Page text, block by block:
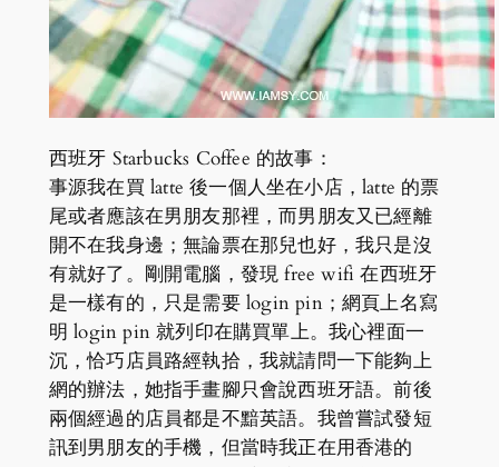
西班牙 Starbucks Coffee 的故事：
事源我在買 latte 後一個人坐在小店，latte 的票
尾或者應該在男朋友那裡，而男朋友又已經離
開不在我身邊；無論票在那兒也好，我只是沒
有就好了。剛開電腦，發現 free wifi 在西班牙
是一樣有的，只是需要 login pin；網頁上名寫
明 login pin 就列印在購買單上。我心裡面一
沉，恰巧店員路經執拾，我就請問一下能夠上
網的辦法，她指手畫腳只會說西班牙語。前後
兩個經過的店員都是不黯英語。我曾嘗試發短
訊到男朋友的手機，但當時我正在用香港的